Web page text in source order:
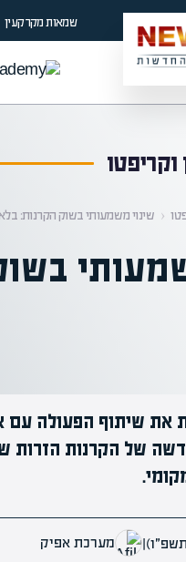
שמאות מקרקעין
‹ שינוי משמעותי בשוק הקרנות:
את שיתוף הפעולה
של הקרנות הזרות
| מערכת אפיק